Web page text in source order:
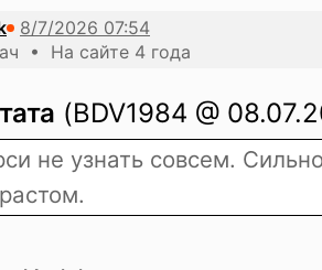
• На сайте 4 года
(BDV1984 @
не узнать совсем.